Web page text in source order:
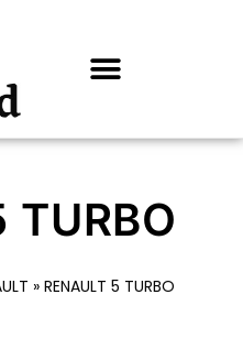
TURBO
» RENAULT 5 TURBO